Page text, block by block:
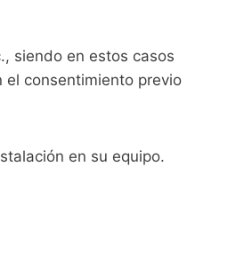
siendo en estos casos
el consentimiento previo
en su equipo.